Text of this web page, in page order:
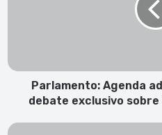
Lei
Regionalização
Parlamento: Agenda
debate exclusivo sobre
Justiça